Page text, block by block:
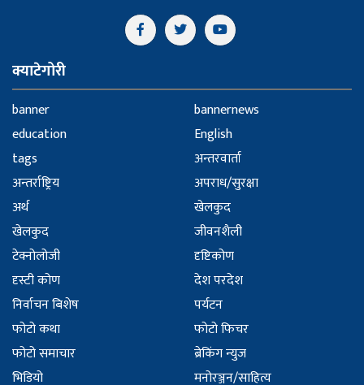
क्याटेगोरी
banner
bannernews
education
English
tags
अन्तरवार्ता
अन्तर्राष्ट्रिय
अपराध/सुरक्षा
अर्थ
खेलकुद
खेलकुद
जीवनशैली
टेक्नोलोजी
दृष्टिकोण
दृस्टी कोण
देश परदेश
निर्वाचन बिशेष
पर्यटन
फोटो कथा
फोटो फिचर
फोटो समाचार
ब्रेकिंग न्युज
भिडियो
मनोरञ्जन/साहित्य